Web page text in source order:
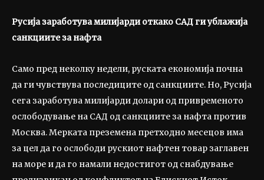
Русија заработува милијарди откако САД ги ублажија
санкциите за нафта
Само пред неколку недели, руската економија почна
да ги чувствува последиците од санкциите. Но, Русија
сега заработува милијарди долари од привременото
ослободување на САД од санкциите за нафта против
Москва. Мерката преземена претходно месецов има
за цел да го ослободи рускиот нафтен товар заглавен
на море и да го намали недостигот од снабдување